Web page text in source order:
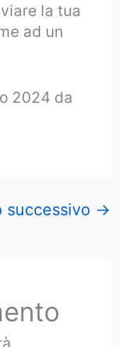
la tua
ad un
2024 da
successivo →